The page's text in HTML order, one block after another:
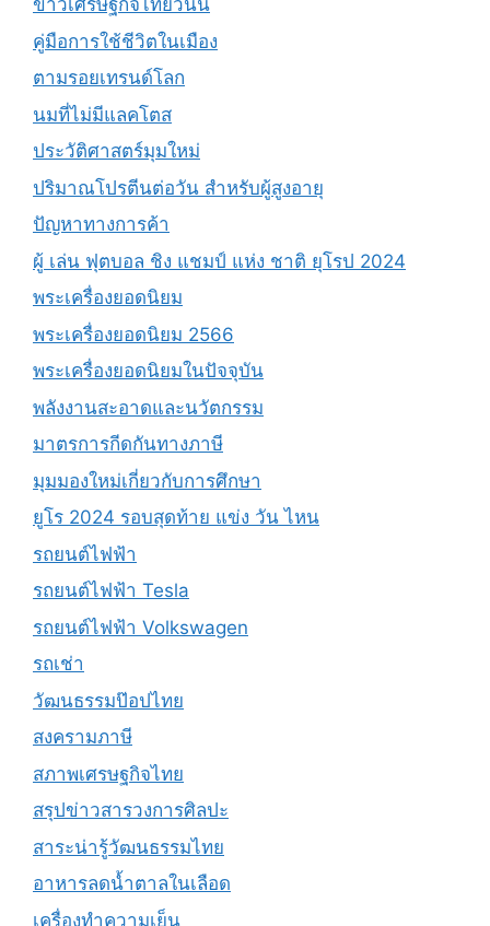
ข่าวเศรษฐกิจไทยวันนี้
คู่มือการใช้ชีวิตในเมือง
ตามรอยเทรนด์โลก
นมที่ไม่มีแลคโตส
ประวัติศาสตร์มุมใหม่
ปริมาณโปรตีนต่อวัน สำหรับผู้สูงอายุ
ปัญหาทางการค้า
ผู้ เล่น ฟุตบอล ชิง แชมป์ แห่ง ชาติ ยุโรป 2024
พระเครื่องยอดนิยม
พระเครื่องยอดนิยม 2566
พระเครื่องยอดนิยมในปัจจุบัน
พลังงานสะอาดและนวัตกรรม
มาตรการกีดกันทางภาษี
มุมมองใหม่เกี่ยวกับการศึกษา
ยูโร 2024 รอบสุดท้าย แข่ง วัน ไหน
รถยนต์ไฟฟ้า
รถยนต์ไฟฟ้า Tesla
รถยนต์ไฟฟ้า Volkswagen
รถเช่า
วัฒนธรรมป๊อปไทย
สงครามภาษี
สภาพเศรษฐกิจไทย
สรุปข่าวสารวงการศิลปะ
สาระน่ารู้วัฒนธรรมไทย
อาหารลดน้ำตาลในเลือด
เครื่องทำความเย็น